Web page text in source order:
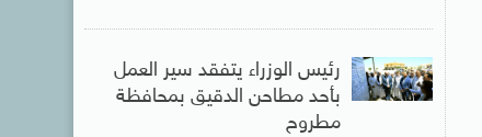
رئيس الوزراء يتفقد سير العمل
بأحد مطاحن الدقيق بمحافظة
مطروح